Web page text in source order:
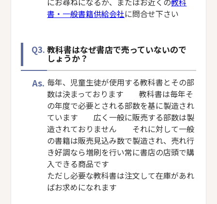
書・一般書籍供給会社に問合せ下さい
Q3. 教科書はなぜ書店で売っていないので
しょうか？
As. 毎年、児童生徒が使用する教科書とその部
数は決まっております 教科書は毎年そ
の年度で必要とされる部数を基に製造され
ています 広く一般に販売する部数は製
造されておりません それに対して一般
の書籍は販売見込み数で製造され、売れ行
き好調なら増刷を行い常に書店の店頭で購
入できる商品です
ただし必要な教科書は注文して在庫があれ
ばお求めになれます